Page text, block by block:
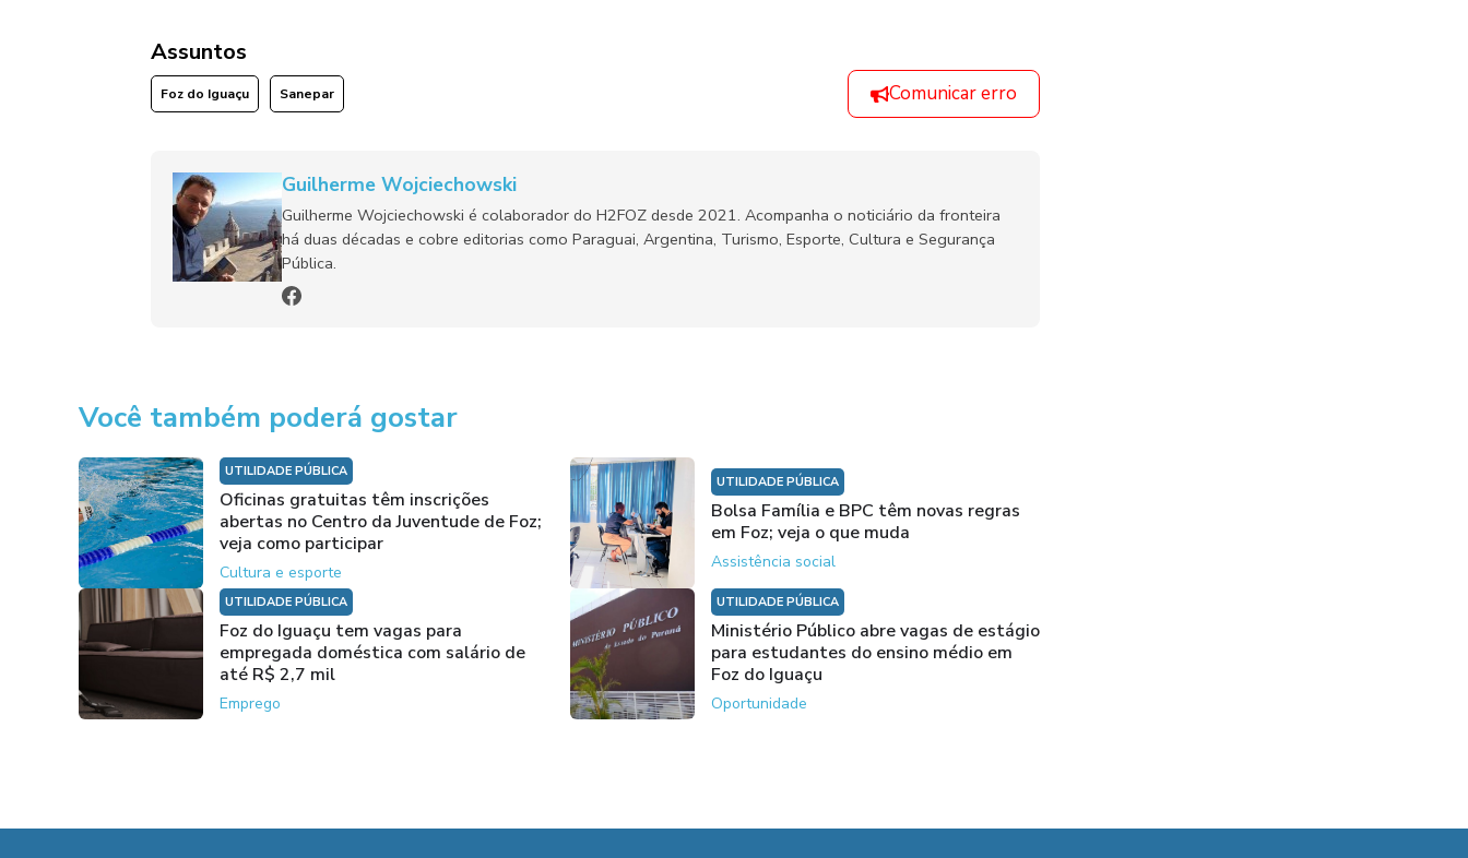
Assuntos
Foz do Iguaçu Sanepar Comunicar erro
Guilherme Wojciechowski
Guilherme Wojciechowski é colaborador do H2FOZ desde 2021. Acompanha o noticiário da fronteira
há duas décadas e cobre editorias como Paraguai, Argentina, Turismo, Esporte, Cultura e Segurança
Pública.
Você também poderá gostar
UTILIDADE PÚBLICA
Oficinas gratuitas têm inscrições
abertas no Centro da Juventude de Foz;
veja como participar
Cultura e esporte
UTILIDADE PÚBLICA
Bolsa Família e BPC têm novas regras
em Foz; veja o que muda
Assistência social
UTILIDADE PÚBLICA
Foz do Iguaçu tem vagas para
empregada doméstica com salário de
até R$ 2,7 mil
Emprego
UTILIDADE PÚBLICA
Ministério Público abre vagas de estágio
para estudantes do ensino médio em
Foz do Iguaçu
Oportunidade